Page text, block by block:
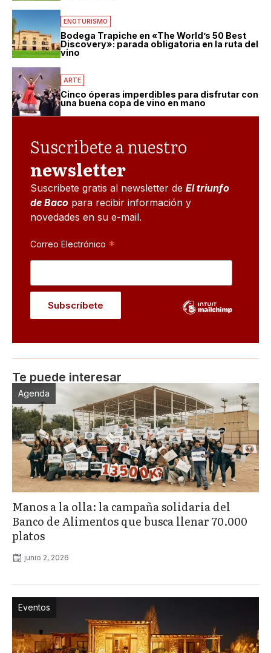
ENOTURISMO
Bodega Trapiche en «The World’s 50 Best
Discovery»: parada obligatoria en la ruta del
vino
ARTE
Cinco óperas imperdibles para disfrutar con
una buena copa de vino en mano
Suscribete a nuestro
newsletter
Suscribete gratis al newsletter de El triunfo
de Baco para recibir información y
novedades en su e-mail.
Correo Electrónico *
Te puede interesar
Agenda
Manos a la olla: la campaña solidaria del
Banco de Alimentos que busca llenar 70.000
platos
junio 2, 2026
Eventos